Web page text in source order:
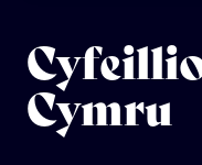
Cymru